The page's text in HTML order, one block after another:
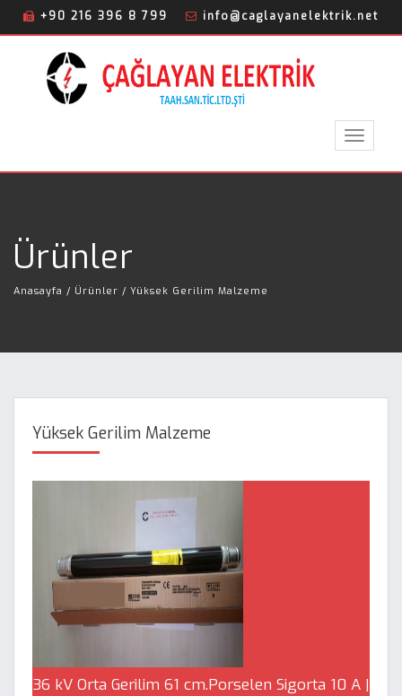
+90 216 396 8 799 info@caglayanelektrik.net
Toggle
Ürünler
Anasayfa / Ürünler / Yüksek Gerilim Malzeme
Yüksek Gerilim Malzeme
36 kV Orta Gerilim 61 cm.Porselen Sigorta 10 A |